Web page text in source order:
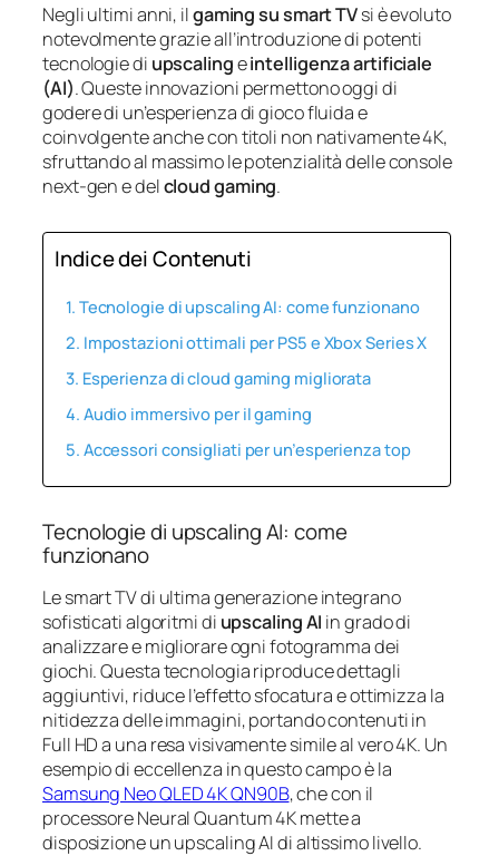
Negli ultimi anni, ilgaming su smart TVsi è evoluto
notevolmente grazie all’introduzione di potenti
tecnologie di upscalingeintelligenza artificiale
(AI). Queste innovazioni permettono oggi di
godere di un’esperienza di gioco fluida e
coinvolgente anche con titoli non nativamente 4K,
sfruttando al massimo le potenzialità delle console
next-gen e delcloud gaming.
Indice dei Contenuti
Tecnologie di upscaling AI: come funzionano
Impostazioni ottimali per PS5 e Xbox Series X
Esperienza di cloud gaming migliorata
Audio immersivo per il gaming
Accessori consigliati per un’esperienza top
Tecnologie di upscaling AI: come
funzionano
Le smart TV di ultima generazione integrano
sofisticati algoritmi di upscaling AI in grado di
analizzare e migliorare ogni fotogramma dei
giochi. Questa tecnologia riproduce dettagli
aggiuntivi, riduce l’effetto sfocatura e ottimizza la
nitidezza delle immagini, portando contenuti in
Full HD a una resa visivamente simile al vero 4K. Un
esempio di eccellenza in questo campo è la
Samsung Neo QLED 4K QN90B, che con il
processore Neural Quantum 4K mette a
disposizione un upscaling AI di altissimo livello.